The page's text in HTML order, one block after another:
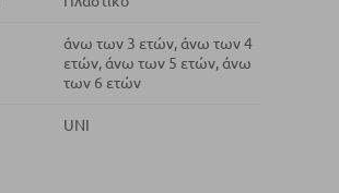
άνω των 3 ετών, άνω των 4
ετών, άνω των 5 ετών, άνω
των 6 ετών
UNI